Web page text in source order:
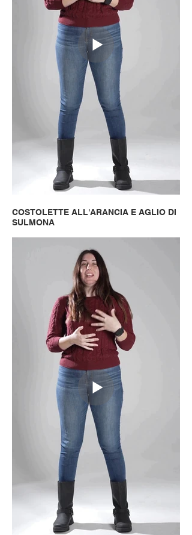
COSTOLETTE ALL'ARANCIA E AGLIO DI
SULMONA